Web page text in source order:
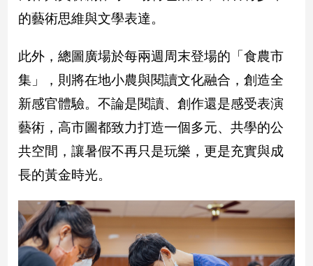
建
室
內
設
旅
遊/
美
食
星
理
消
費
的藝術思維與文學表達。
此外，總圖廣場於每兩週周末登場的「食農市
集」，則將在地小農與閱讀文化融合，創造全
新感官體驗。不論是閱讀、創作還是感受表演
藝術，高市圖都致力打造一個多元、共學的公
共空間，讓暑假不再只是玩樂，更是充實與成
長的黃金時光。